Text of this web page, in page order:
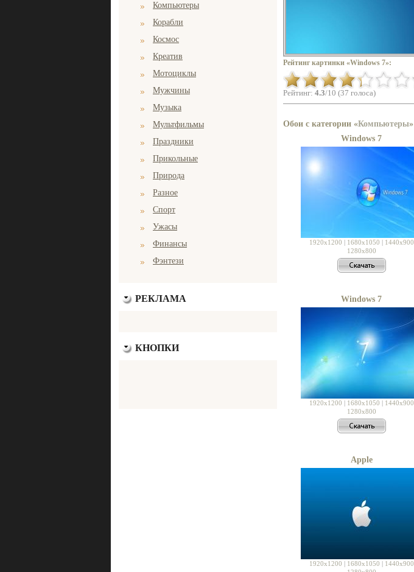
Компьютеры
Корабли
Космос
Креатив
Мотоциклы
Мужчины
Музыка
Мультфильмы
Праздники
Прикольные
Природа
Разное
Спорт
Ужасы
Финансы
Фэнтези
РЕКЛАМА
КНОПКИ
Рейтинг картинки «Windows 7»:
Рейтинг: 4.3/10 (37 голоса)
Обои с категории «Компьютеры»
Windows 7
1920x1200 | 1680x1050 | 1440x900
1280x800
Windows 7
1920x1200 | 1680x1050 | 1440x900
1280x800
Apple
1920x1200 | 1680x1050 | 1440x900